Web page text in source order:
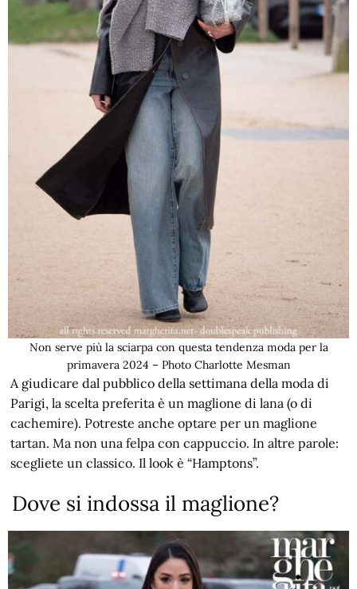
Non serve più la sciarpa con questa tendenza moda per la
primavera 2024 – Photo Charlotte Mesman
A giudicare dal pubblico della settimana della moda di
Parigi, la scelta preferita è un maglione di lana (o di
cachemire). Potreste anche optare per un maglione
tartan. Ma non una felpa con cappuccio. In altre parole:
scegliete un classico. Il look è “Hamptons”.
Dove si indossa il maglione?